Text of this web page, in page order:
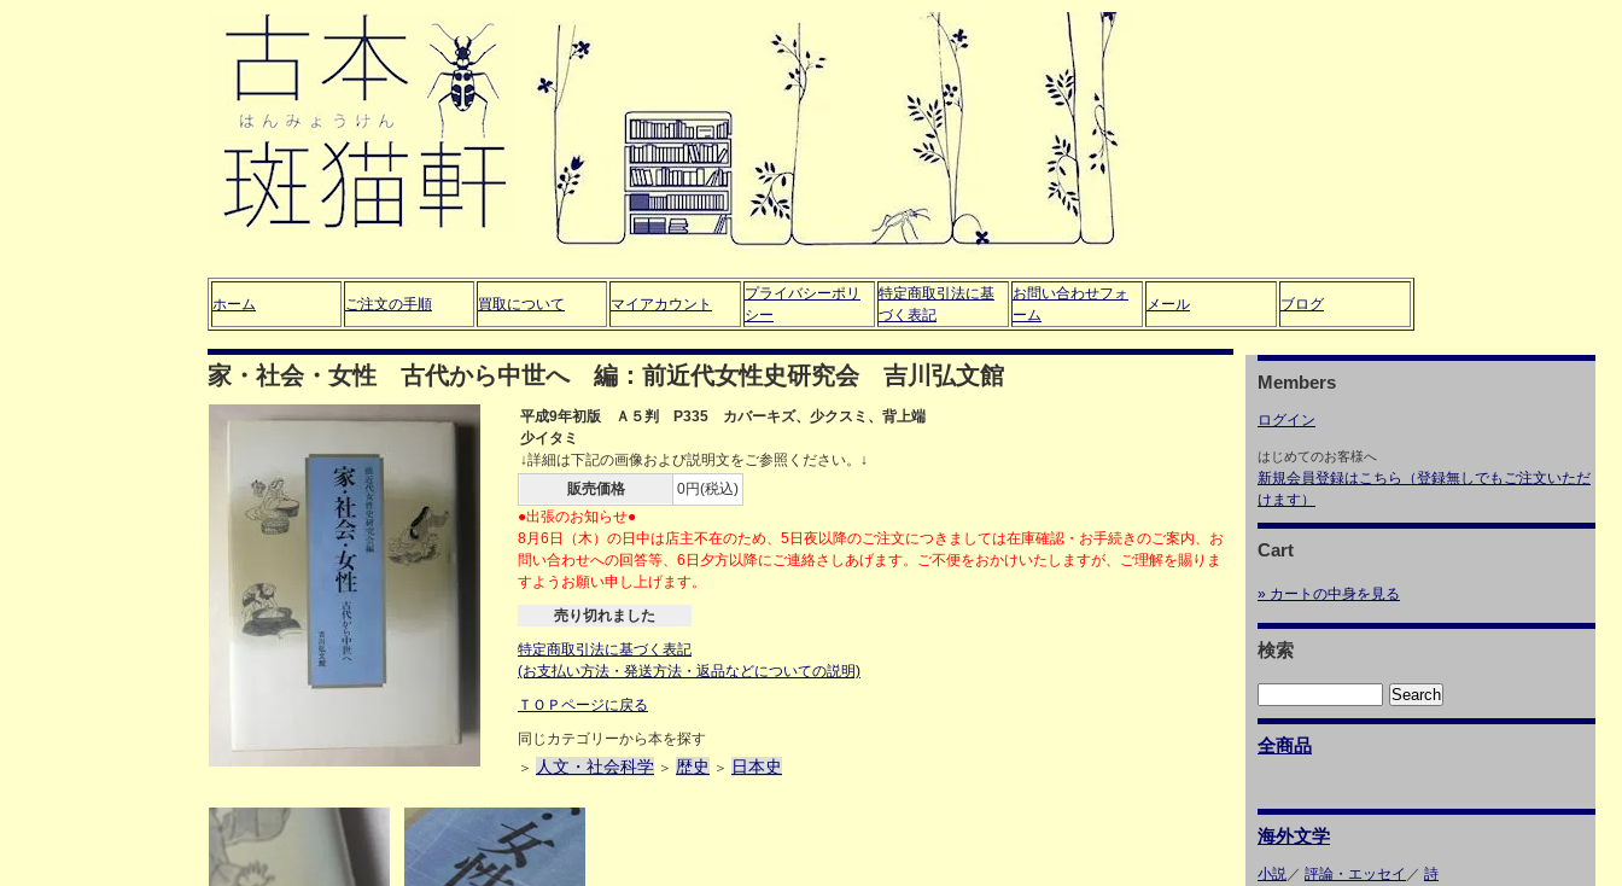
ホーム ご注文の手順 買取について マイアカウント
プライバシーポリ
シー
特定商取引法に基
づく表記
お問い合わせフォ
ーム
メール ブログ
家・社会・女性 古代から中世へ 編：前近代女性史研究会 吉川弘文館
平成9年初版 Ａ５判 P335 カバーキズ、少クスミ、背上端
少イタミ
↓詳細は下記の画像および説明文をご参照ください。↓
販売価格
0円(税込)
●出張のお知らせ●
8月6日（木）の日中は店主不在のため、5日夜以降のご注文につきましては在庫確認・お手続きのご案内、お
問い合わせへの回答等、6日夕方以降にご連絡さしあげます。ご不便をおかけいたしますが、ご理解を賜りま
すようお願い申し上げます。
売り切れました
特定商取引法に基づく表記
(お支払い方法・発送方法・返品などについての説明)
ＴＯＰページに戻る
同じカテゴリーから本を探す
＞
人文・社会科学 ＞ 歴史 ＞ 日本史
Members
ログイン
はじめてのお客様へ
新規会員登録はこちら（登録無しでもご注文いただ
けます）
Cart
» カートの中身を見る
検索
全商品
海外文学
小説／ 評論・エッセイ ／ 詩